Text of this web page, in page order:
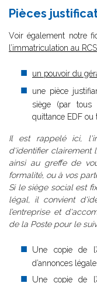
Pièces
Voir également notre
l’immatriculation au
un pouvoir du
une pièce
siège (par tous
quittance EDF ou
Il est rappelé ici,
d'identifier clairement
ainsi au greffe de
formalité, ou à vos
Si le siège social est
légal, il convient
l’entreprise et
de la Poste pour le
Une copie de
d’annonces
Une copie de